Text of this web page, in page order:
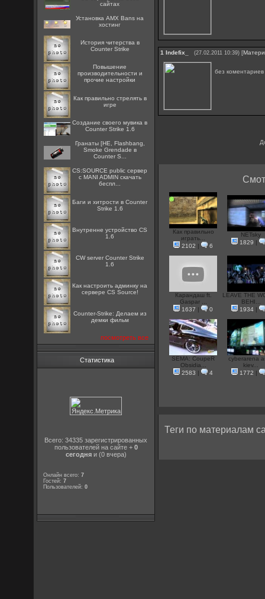
сайтах
Установка AMX Bans на
хостинг
История читерства в
Counter Strike
Повышение
производительности и
прочие настройки
Как правильно стрелять в
игре
Создание своего мувика в
Counter Strike 1.6
Гранаты [HE, Flashbang,
Smoke Grendade в
Counter S...
CS:SOURCE public сервер
с MANI ADMIN скачать
беспл...
Баги и хитрости в Counter
Strike 1.6
Внутренне устройство CS
1.6
CW server Counter Strike
1.6
Как настроить админку на
сервере CS Source!
Counter-Strike: Делаем из
демки фильм
посмотреть все
Статистика
Всего: 34335 зарегистрированных
пользователей на сайте + 0
сегодняи (0 вчера)
Онлайн всего:7
Гостей:7
Пользователей:0
1 Indefix_ (27.02.2011 10:39) [
без
Как правильно
играть...
2102 | 6
NETsky
1829 |
Карандаш ft.
Gaspar ...
1637 | 0
LEAVE THE
BEHI...
1934|
SEMA: CoupeR
Obsidia...
2583 | 4
cyberarena
kiev...
1772 |
Теги по материалам